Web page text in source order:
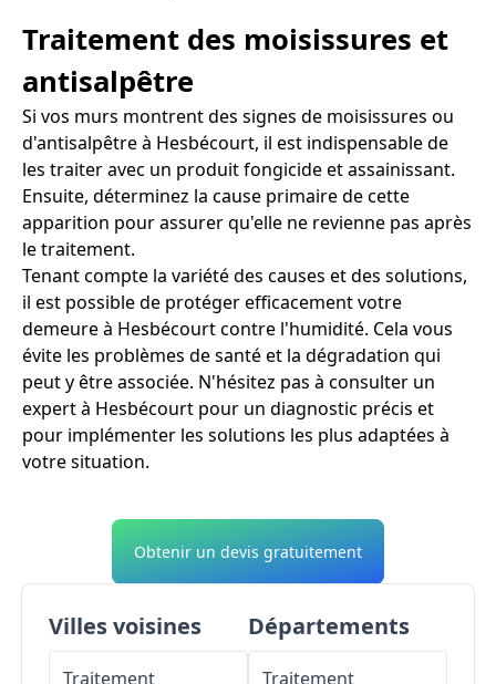
Traitement des moisissures et
antisalpêtre
Si vos murs montrent des signes de moisissures ou
d'antisalpêtre à Hesbécourt, il est indispensable de
les traiter avec un produit fongicide et assainissant.
Ensuite, déterminez la cause primaire de cette
apparition pour assurer qu'elle ne revienne pas après
le traitement.
Tenant compte la variété des causes et des solutions,
il est possible de protéger efficacement votre
demeure à Hesbécourt contre l'humidité. Cela vous
évite les problèmes de santé et la dégradation qui
peut y être associée. N'hésitez pas à consulter un
expert à Hesbécourt pour un diagnostic précis et
pour implémenter les solutions les plus adaptées à
votre situation.
Obtenir un devis gratuitement
Villes voisines
Traitement
Départements
Traitement